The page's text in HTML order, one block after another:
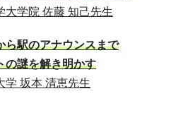
大学院 佐藤 知己先生
ら駅のアナウンスまで
の謎を解き明かす
学 坂本 清恵先生